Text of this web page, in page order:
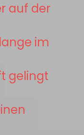
auf der
im
gelingt